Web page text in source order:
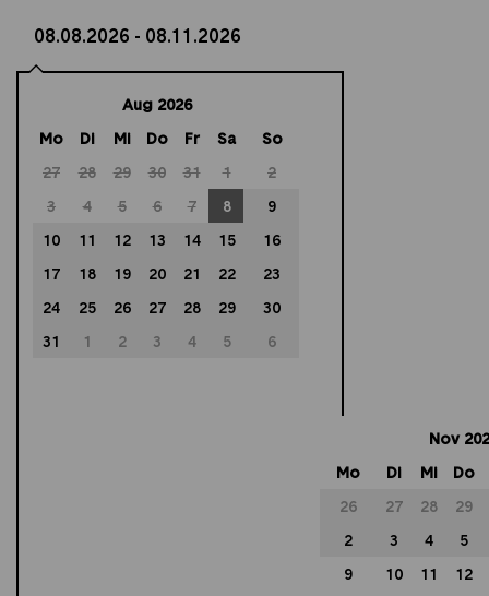
Aug 2026
Mo
Di Mi Do Fr Sa
So
27
28 29 30 31 1
2
3
4 5 6 7 8
9
10
11 12 13 14 15
16
17
18 19 20 21 22
23
24
25 26 27 28 29
30
31
1 2 3 4 5 6
Nov
Mo
Di Mi
Do
26
27 28
29
2
3 4
5
9
10 11
12